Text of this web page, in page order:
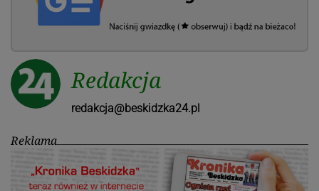
Redakcja
redakcja@beskidzka24.pl
Reklama